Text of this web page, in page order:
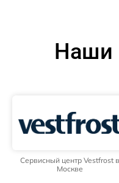
Наши
Сервисный центр Vestfrost в
Москве